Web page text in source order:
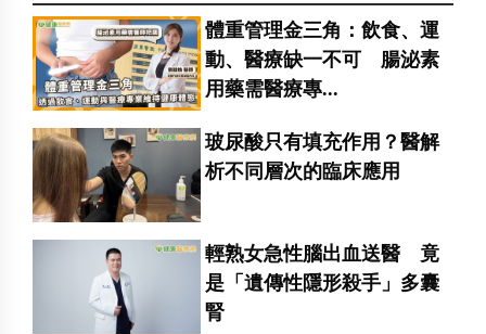
體重管理金三角：飲食、運
動、醫療缺一不可 腸泌素
用藥需醫療專...
玻尿酸只有填充作用？醫解
析不同層次的臨床應用
輕熟女急性腦出血送醫 竟
是「遺傳性隱形殺手」多囊
腎